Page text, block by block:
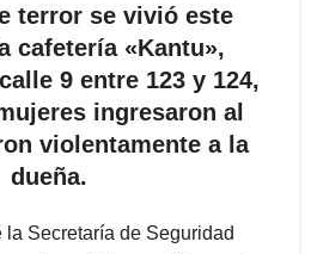
terror se vivió este
cafetería «Kantu»,
9 entre 123 y 124,
ingresaron al
violentamente a la
dueña.
la Secretaría de Seguridad